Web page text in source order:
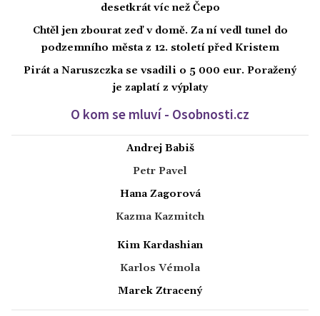
desetkrát víc než Čepo
Chtěl jen zbourat zeď v domě. Za ní vedl tunel do
podzemního města z 12. století před Kristem
Pirát a Naruszczka se vsadili o 5 000 eur. Poražený
je zaplatí z výplaty
O kom se mluví - Osobnosti.cz
Andrej Babiš
Petr Pavel
Hana Zagorová
Kazma Kazmitch
Kim Kardashian
Karlos Vémola
Marek Ztracený